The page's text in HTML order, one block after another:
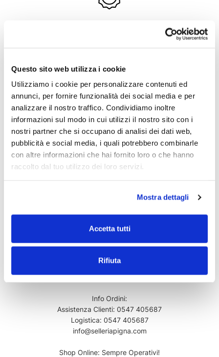
Questo sito web utilizza i cookie
Utilizziamo i cookie per personalizzare contenuti ed
annunci, per fornire funzionalità dei social media e per
analizzare il nostro traffico. Condividiamo inoltre
informazioni sul modo in cui utilizzi il nostro sito con i
nostri partner che si occupano di analisi dei dati web,
pubblicità e social media, i quali potrebbero combinarle
con altre informazioni che hai fornito loro o che hanno
raccolto dal tuo utilizzo dei loro servizi.
Mostra dettagli
Accetta tutti
Rifiuta
Selezioniamo i migliori brand di design per garantirvi prodotti
Pagamenti sicuri
Paga in modo semplice e sicuro con Paypal, Carta di credito,
Bonifico bancario e contrassegno.
Servizio Clienti Dedicato
Tel:(+39) 0547-671196
(+39) 3467866457
info@selleriapigna.com
Info Ordini:
Assistenza Clienti: 0547 405687
Logistica: 0547 405687
info@selleriapigna.com
Shop Online: Sempre Operativi!